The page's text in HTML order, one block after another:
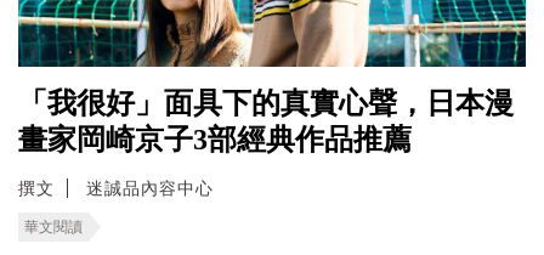
「我很好」面具下的真實心聲，日本漫
畫家岡崎京子3部經典作品推薦
撰文 迷誠品內容中心
華文閱讀